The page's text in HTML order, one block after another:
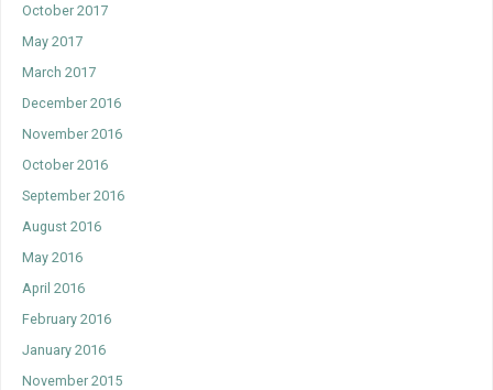
October 2017
May 2017
March 2017
December 2016
November 2016
October 2016
September 2016
August 2016
May 2016
April 2016
February 2016
January 2016
November 2015